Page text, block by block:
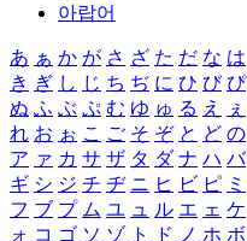
아랍어
あ ぁ か が さ ざ た だ な は
き ぎ し じ ち ぢ に ひ び ぴ
ぬ ふ ぶ ぷ む ゆ ゅ る え ぇ
れ お ぉ こ ご そ ぞ と ど の
ア ァ カ サ ザ タ ダ ナ ハ バ
ギ シ ジ チ ヂ ニ ヒ ビ ピ ミ
フ ブ プ ム ユ ュ ル エ ェ ケ
ォ コ ゴ ソ ゾ ト ド ノ ホ ボ